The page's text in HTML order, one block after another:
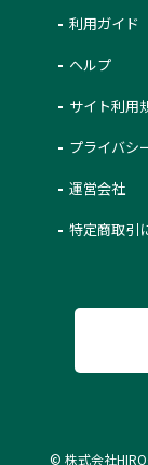
利用ガイド
ヘルプ
サイト利用
プライバシ
運営会社
特定商取引
© 株式会社